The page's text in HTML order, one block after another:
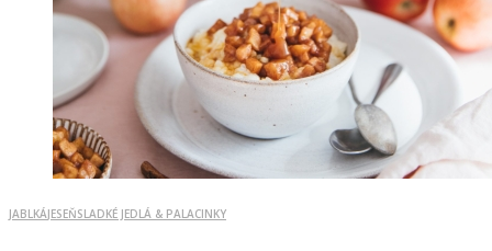
JABLKÁJESEŇSLADKÉ JEDLÁ & PALACINKY